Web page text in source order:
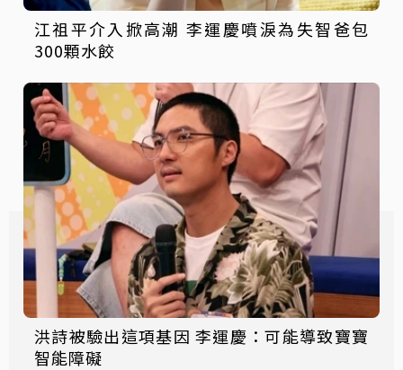
江祖平介入掀高潮 李運慶噴淚為失智爸包
300顆水餃
洪詩被驗出這項基因 李運慶：可能導致寶寶
智能障礙